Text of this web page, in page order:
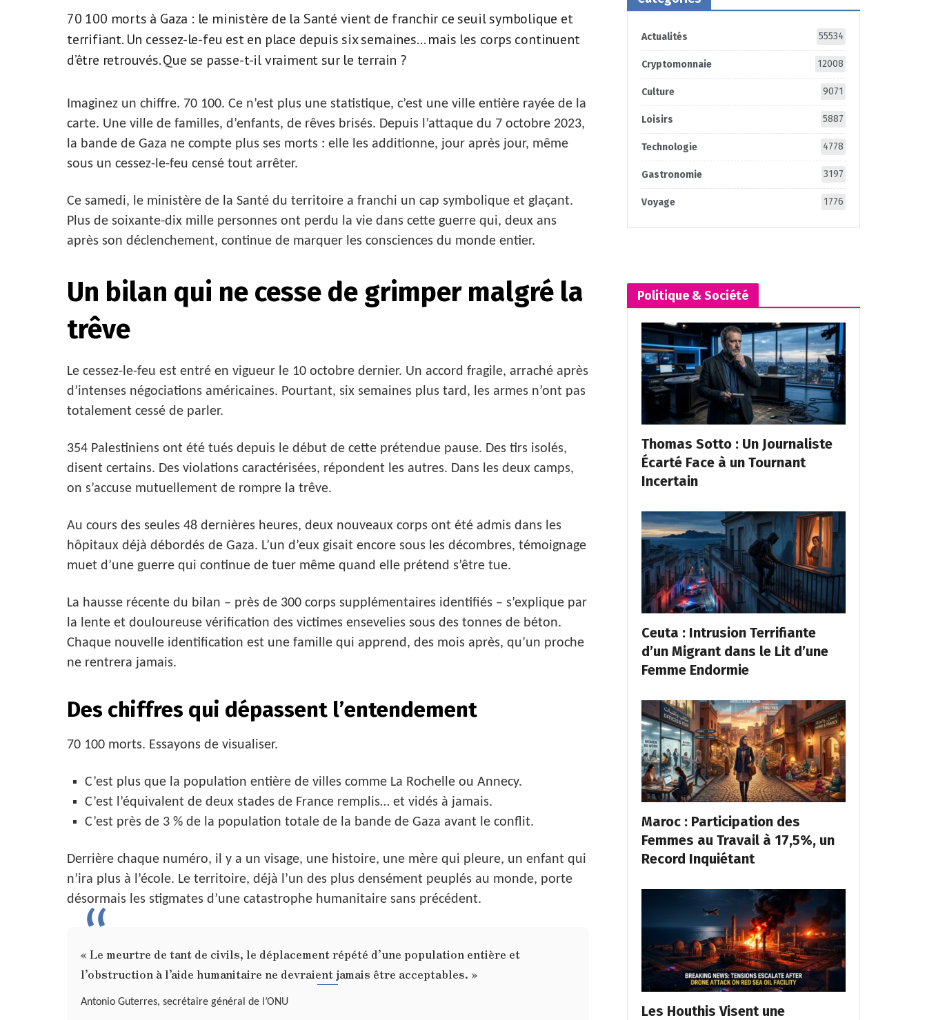
70 100 morts à Gaza : le ministère de la Santé vient de franchir ce seuil symbolique et
terrifiant. Un cessez-le-feu est en place depuis six semaines… mais les corps continuent
d’être retrouvés. Que se passe-t-il vraiment sur le terrain ?
Imaginez un chiffre. 70 100. Ce n’est plus une statistique, c’est une ville entière rayée de la
carte. Une ville de familles, d’enfants, de rêves brisés. Depuis l’attaque du 7 octobre 2023,
la bande de Gaza ne compte plus ses morts : elle les additionne, jour après jour, même
sous un cessez-le-feu censé tout arrêter.
Ce samedi, le ministère de la Santé du territoire a franchi un cap symbolique et glaçant.
Plus de soixante-dix mille personnes ont perdu la vie dans cette guerre qui, deux ans
après son déclenchement, continue de marquer les consciences du monde entier.
Un bilan qui ne cesse de grimper malgré la
trêve
Le cessez-le-feu est entré en vigueur le 10 octobre dernier. Un accord fragile, arraché après
d’intenses négociations américaines. Pourtant, six semaines plus tard, les armes n’ont pas
totalement cessé de parler.
354 Palestiniens ont été tués depuis le début de cette prétendue pause. Des tirs isolés,
disent certains. Des violations caractérisées, répondent les autres. Dans les deux camps,
on s’accuse mutuellement de rompre la trêve.
Au cours des seules 48 dernières heures, deux nouveaux corps ont été admis dans les
hôpitaux déjà débordés de Gaza. L’un d’eux gisait encore sous les décombres, témoignage
muet d’une guerre qui continue de tuer même quand elle prétend s’être tue.
La hausse récente du bilan – près de 300 corps supplémentaires identifiés – s’explique par
la lente et douloureuse vérification des victimes ensevelies sous des tonnes de béton.
Chaque nouvelle identification est une famille qui apprend, des mois après, qu’un proche
ne rentrera jamais.
Des chiffres qui dépassent l’entendement
70 100 morts. Essayons de visualiser.
C’est plus que la population entière de villes comme La Rochelle ou Annecy.
C’est l’équivalent de deux stades de France remplis… et vidés à jamais.
C’est près de 3 % de la population totale de la bande de Gaza avant le conflit.
Derrière chaque numéro, il y a un visage, une histoire, une mère qui pleure, un enfant qui
n’ira plus à l’école. Le territoire, déjà l’un des plus densément peuplés au monde, porte
désormais les stigmates d’une catastrophe humanitaire sans précédent.
« Le meurtre de tant de civils, le déplacement répété d’une population entière et
l’obstruction à l’aide humanitaire ne devraient jamais être acceptables. »
Antonio Guterres, secrétaire général de l’ONU
Actualités 55534
Cryptomonnaie 12008
Culture 9071
Loisirs 5887
Technologie 4778
Gastronomie 3197
Voyage 1776
Politique & Société
Thomas Sotto : Un Journaliste
Écarté Face à un Tournant
Incertain
Ceuta : Intrusion Terrifiante
d’un Migrant dans le Lit d’une
Femme Endormie
Maroc : Participation des
Femmes au Travail à 17,5%, un
Record Inquiétant
Les Houthis Visent une